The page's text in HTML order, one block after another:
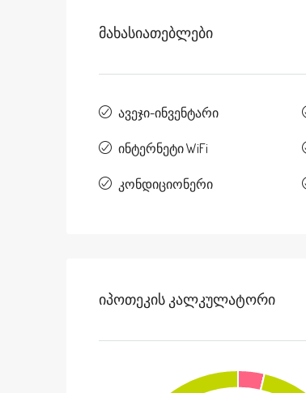
Მახასიათებლები
ავეჯი-ინვენტარი
ინტერნეტი WiFi
კონდიციონერი
Იპოთეკის Კალკულატორი